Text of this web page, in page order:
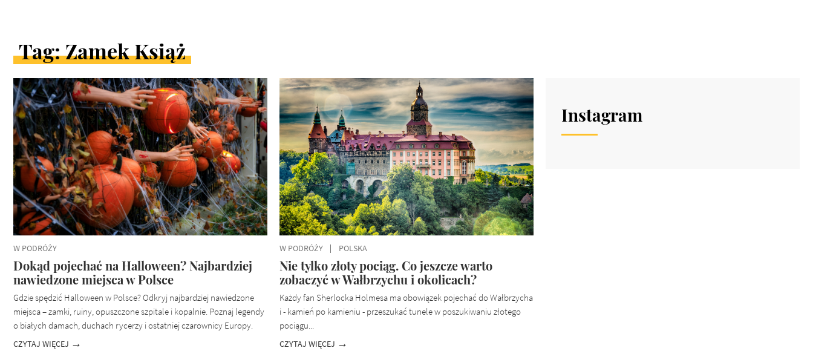
Tag: Zamek Książ
ARTYKUŁY
W
KATEGORII
W PODRÓŻY
Dokąd pojechać na Halloween? Najbardziej
nawiedzone miejsca w Polsce
Gdzie spędzić Halloween w Polsce? Odkryj najbardziej nawiedzone
miejsca – zamki, ruiny, opuszczone szpitale i kopalnie. Poznaj legendy
o białych damach, duchach rycerzy i ostatniej czarownicy Europy.
CZYTAJ WIĘCEJ
W PODRÓŻY POLSKA
Nie tylko złoty pociąg. Co jeszcze warto
zobaczyć w Wałbrzychu i okolicach?
Każdy fan Sherlocka Holmesa ma obowiązek pojechać do Wałbrzycha
i - kamień po kamieniu - przeszukać tunele w poszukiwaniu złotego
pociągu...
CZYTAJ WIĘCEJ
Instagram